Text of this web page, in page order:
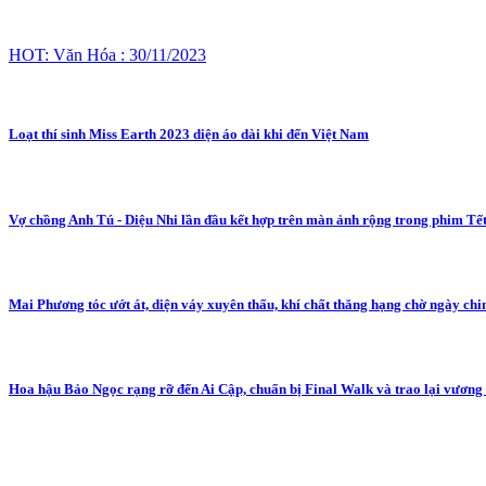
HOT: Văn Hóa : 30/11/2023
Loạt thí sinh Miss Earth 2023 diện áo dài khi đến Việt Nam
Vợ chồng Anh Tú - Diệu Nhi lần đầu kết hợp trên màn ảnh rộng trong phim Tết
Mai Phương tóc ướt át, diện váy xuyên thấu, khí chất thăng hạng chờ ngày
Hoa hậu Bảo Ngọc rạng rỡ đến Ai Cập, chuẩn bị Final Walk và trao lại